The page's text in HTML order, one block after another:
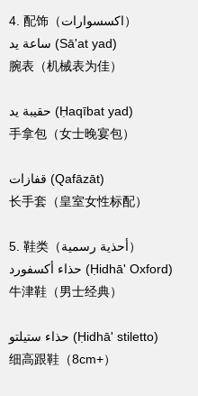
4. 配饰（اكسسوارات）
ساعة يد (Sā'at yad)
腕表（机械表为佳）
حقيبة يد (Ḥaqībat yad)
手拿包（女士晚宴包）
قفازات (Qafāzāt)
长手套（皇室女性标配）
5. 鞋类（أحذية رسمية）
حذاء أكسفورد (Ḥidhā' Oxford)
牛津鞋（男士经典）
حذاء ستيلتو (Ḥidhā' stiletto)
细高跟鞋（8cm+）